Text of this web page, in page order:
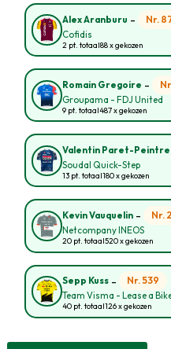
Alex Aranburu - Nr.
Cofidis
2 pt. totaal88 x gekozen
Romain Gregoire -
Groupama - FDJ United
9 pt. totaal487 x gekozen
Valentin Paret-Peintre
Soudal Quick-Step
13 pt. totaal180 x gekozen
Kevin Vauquelin - Nr.
Netcompany INEOS
20 pt. totaal520 x gekozen
Sepp Kuss - Nr. 539
Team Visma - Lease a
40 pt. totaal126 x gekozen